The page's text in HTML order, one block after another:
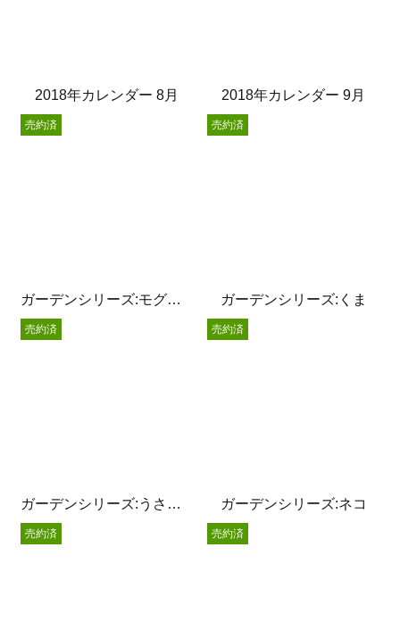
2018年カレンダー 8月 2018年カレンダー 9月
ガーデンシリーズ:モグラサン
売約済
ガーデンシリーズ:くま
売約済
ガーデンシリーズ:うさぎサン
売約済
ガーデンシリーズ:ネコ
売約済
売約済 売約済